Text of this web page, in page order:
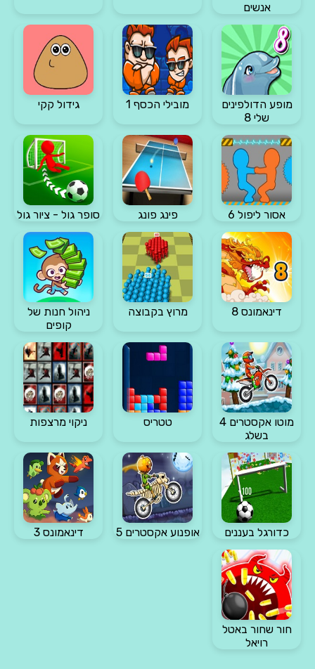
אנשים
מופע הדולפינים
שלי 8
מובילי הכסף 1 גידול קקי
אסור ליפול 6 פינג פונג סופר גול - ציור גול
דינאמונס 8 מרוץ בקבוצה
ניהול חנות של
קופים
מוטו אקסטרים 4
בשלג
טטריס ניקוי מרצפות
כדורגל בעננים אופנוע אקסטרים 5 דינאמונס 3
חור שחור באטל
רויאל